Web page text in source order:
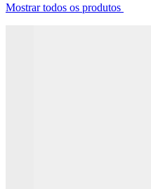
Mostrar todos os produtos